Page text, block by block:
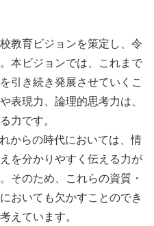
教育ビジョンを策定し、令
本ビジョンでは、これまで
引き続き発展させていくこ
表現力、論理的思考力は、
力です。
からの時代においては、情
を分かりやすく伝える力が
そのため、これらの資質・
おいても欠かすことのでき
えています。